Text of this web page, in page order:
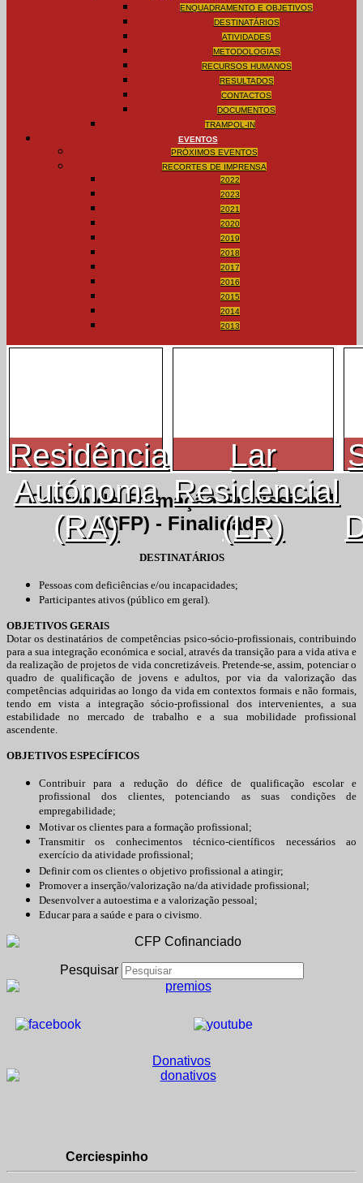
ENQUADRAMENTO E OBJETIVOS
DESTINATÁRIOS
ATIVIDADES
METODOLOGIAS
RECURSOS HUMANOS
RESULTADOS
CONTACTOS
DOCUMENTOS
TRAMPOL-IN
EVENTOS
PRÓXIMOS EVENTOS
RECORTES DE IMPRENSA
2022
2023
2021
2020
2019
2018
2017
2016
2015
2014
2013
Residência
Autónoma
(RA)
Lar
Residencial
(LR)
Centro de Formação Profissional
(CFP) - Finalidade
DESTINATÁRIOS
Pessoas com deficiências e/ou incapacidades;
Participantes ativos (público em geral).
OBJETIVOS GERAIS
Dotar os destinatários de competências psico-sócio-profissionais, contribuindo
para a sua integração económica e social, através da transição para a vida ativa e
da realização de projetos de vida concretizáveis. Pretende-se, assim, potenciar o
quadro de qualificação de jovens e adultos, por via da valorização das
competências adquiridas ao longo da vida em contextos formais e não formais,
tendo em vista a integração sócio-profissional dos intervenientes, a sua
estabilidade no mercado de trabalho e a sua mobilidade profissional
ascendente.
OBJETIVOS ESPECÍFICOS
Contribuir para a redução do défice de qualificação escolar e
profissional dos clientes, potenciando as suas condições de
empregabilidade;
Motivar os clientes para a formação profissional;
Transmitir os conhecimentos técnico-científicos necessários ao
exercício da atividade profissional;
Definir com os clientes o objetivo profissional a atingir;
Promover a inserção/valorização na/da atividade profissional;
Desenvolver a autoestima e a valorização pessoal;
Educar para a saúde e para o civismo.
Pesquisar
Donativos
Cerciespinho